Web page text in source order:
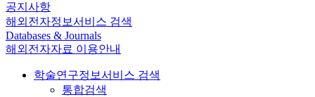
공지사항
해외전자정보서비스 검색
Databases & Journals
해외전자자료 이용안내
학술연구정보서비스 검색
통합검색